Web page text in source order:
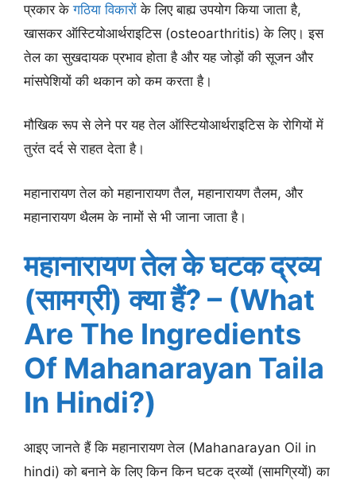
प्रकार केगठिया विकारोंके लिए बाह्य उपयोग किया जाता है,
खासकर ऑस्टियोआर्थराइटिस (osteoarthritis) के लिए। इस
तेल का सुखदायक प्रभाव होता है और यह जोड़ों की सूजन और
मांसपेशियों की थकान को कम करता है।
मौखिक रूप से लेने पर यह तेल ऑस्टियोआर्थराइटिस के रोगियों में
तुरंत दर्द से राहत देता है।
महानारायण तेल को महानारायण तैल, महानारायण तैलम, और
महानारायण थैलम के नामों से भी जाना जाता है।
महानारायण तेल के घटक द्रव्य
(सामग्री) क्या हैं? – (What
Are The Ingredients
Of Mahanarayan Taila
In Hindi?)
आइए जानते हैं कि महानारायण तेल (Mahanarayan Oil in
hindi) को बनाने के लिए किन किन घटक द्रव्यों (सामग्रियों) का